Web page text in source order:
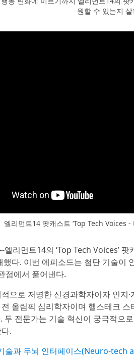
원할 수 있는지
엘리먼트14 팟캐스트 ‘Top Tech Voices
엘리먼트14의 ‘Top Tech Voices’
다. 이번 에피소드는 첨단 기술이
점에서 풀어낸다.
으로 저명한 신경과학자이자 인지
올림픽 심리학자이며 헬스테크
두 전문가는 기술 혁신이 궁극적으
.
술과 두뇌 인터페이스(Neuro-tech